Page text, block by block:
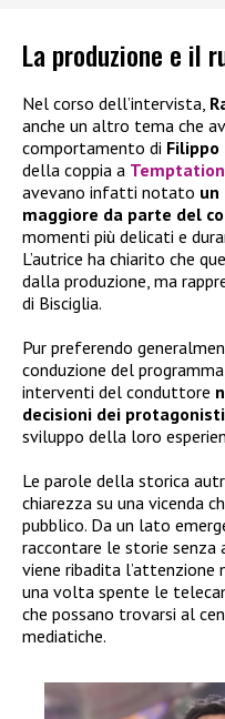
La produzione e il
Nel corso dell’intervista,
anche un altro tema che
comportamento di Filippo
della coppia a
avevano infatti notato un
maggiore da parte del
momenti più delicati e
L’autrice ha chiarito che
dalla produzione, ma
di Bisciglia.
Pur preferendo
conduzione del
interventi del conduttore
decisioni dei protagonisti
sviluppo della loro
Le parole della storica
chiarezza su una vicenda
pubblico. Da un lato
raccontare le storie senza
viene ribadita
una volta spente le
che possano trovarsi al
mediatiche.